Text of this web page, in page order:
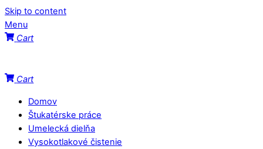
Skip to content
Menu
Cart
Cart
Domov
Štukatérske práce
Umelecká dielňa
Vysokotlakové čistenie